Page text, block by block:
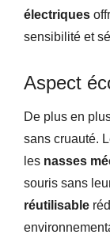
électriques
sensibilité et
Aspect
De plus en
sans cruauté.
les nasses
souris sans
réutilisable